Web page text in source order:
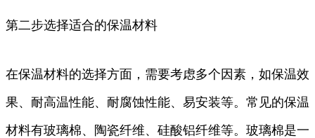
第二步选择适合的保温材料
在保温材料的选择方面，需要考虑多个因素，如保温效
果、耐高温性能、耐腐蚀性能、易安装等。常见的保温
材料有玻璃棉、陶瓷纤维、硅酸铝纤维等。玻璃棉是一